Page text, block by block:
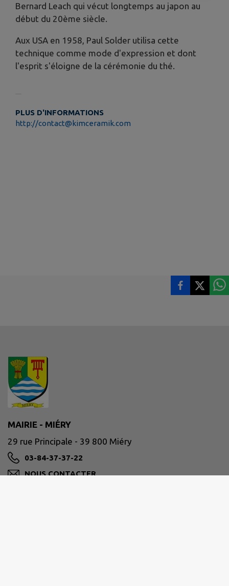
Bernard Leach qui vécut longtemps au japon au
début du 20ème siècle.
Aux USA en 1958, Paul Solder utilisa cette
technique comme mode d'expression et dont
l'esprit s'éloigne de la cérémonie du thé.
PLUS D'INFORMATIONS
http://contact@kimceramik.com
MAIRIE - MIÉRY
29 rue Principale - 39 800 Miéry
03-84-37-37-22
NOUS CONTACTER